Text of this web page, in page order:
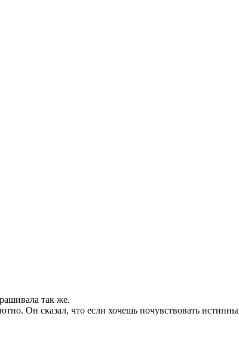
так же.
Он сказал, что если хочешь почувствовать